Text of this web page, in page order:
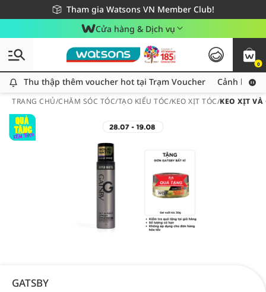
Tham gia Watsons VN Member Club!
Miễn phí giao hàng cho đơn hàng từ 249,000Đ
Giao hàng nhanh 24h - Áp dụng khu vực TP. Hồ Chí Minh
Cửa hàng & Dịch vụ
0
Thu thập thêm voucher hot tại Trạm Voucher
Thu thập thêm voucher hot tại Trạm Voucher Cảnh báo
TRANG CHỦ/CHĂM SÓC TÓC/TẠO KIỂU TÓC/KEO XỊT TÓC/KEO XỊT VÀ
GATSBY